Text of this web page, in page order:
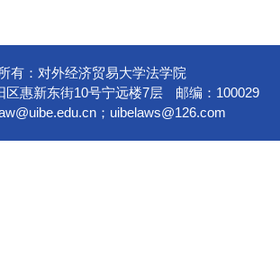
有：对外经济贸易大学法学院
区惠新东街10号宁远楼7层
邮编：100029
； uibelaws@126.com